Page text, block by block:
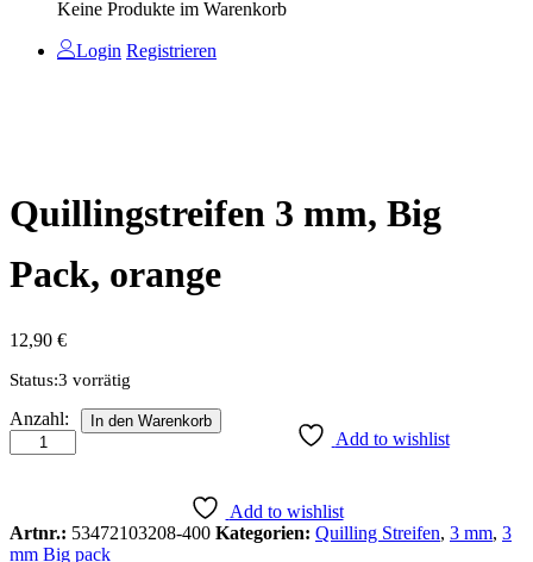
Keine Produkte im Warenkorb
Login Registrieren
Quillingstreifen 3 mm, Big
Pack, orange
12,90 €
Status:3 vorrätig
Quillingstreifen
mm,
orange
Anzahl
Anzahl: In den Warenkorb
Add to wishlist
Add to wishlist
Artnr.: 53472103208-400 Kategorien: Quilling Streifen, 3 mm, 3
mm Big pack